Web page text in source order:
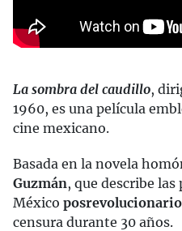
La sombra del caudillo,
1960, es una película
cine mexicano.
Basada en la novela
Guzmán, que describe
México posrevolucionario
censura durante 30 años.